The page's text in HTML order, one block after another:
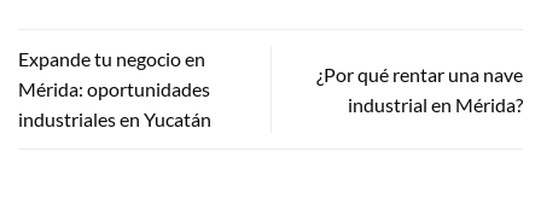
Expande tu negocio en
Mérida: oportunidades
industriales en Yucatán
¿Por qué rentar una nave
industrial en Mérida?